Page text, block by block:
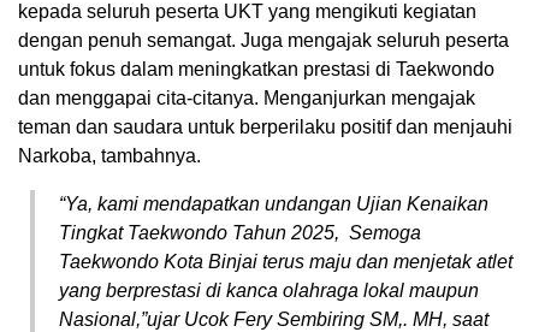
kepada seluruh peserta UKT yang mengikuti kegiatan
dengan penuh semangat. Juga mengajak seluruh peserta
untuk fokus dalam meningkatkan prestasi di Taekwondo
dan menggapai cita-citanya. Menganjurkan mengajak
teman dan saudara untuk berperilaku positif dan menjauhi
Narkoba, tambahnya.
“Ya, kami mendapatkan undangan Ujian Kenaikan
Tingkat Taekwondo Tahun 2025, Semoga
Taekwondo Kota Binjai terus maju dan menjetak atlet
yang berprestasi di kanca olahraga lokal maupun
Nasional,”ujar Ucok Fery Sembiring SM,. MH, saat